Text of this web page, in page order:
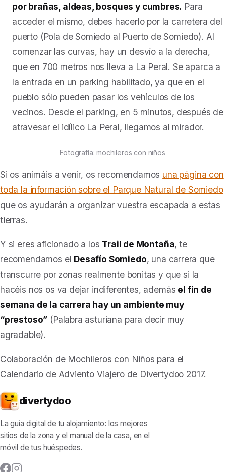
por brañas, aldeas, bosques y cumbres. Para
acceder el mismo, debes hacerlo por la carretera del
puerto (Pola de Somiedo al Puerto de Somiedo). Al
comenzar las curvas, hay un desvío a la derecha,
que en 700 metros nos lleva a La Peral. Se aparca a
la entrada en un parking habilitado, ya que en el
pueblo sólo pueden pasar los vehículos de los
vecinos. Desde el parking, en 5 minutos, después de
atravesar el idílico La Peral, llegamos al mirador.
Fotografía: mochileros con niños
Si os animáis a venir, os recomendamos una página con
toda la información sobre el Parque Natural de Somiedo
que os ayudarán a organizar vuestra escapada a estas
tierras.
Y si eres aficionado a los Trail de Montaña, te
recomendamos el Desafío Somiedo, una carrera que
transcurre por zonas realmente bonitas y que si la
hacéis nos os va dejar indiferentes, además el fin de
semana de la carrera hay un ambiente muy
“prestoso” (Palabra asturiana para decir muy
agradable).
Colaboración de Mochileros con Niños para el
Calendario de Adviento Viajero de Divertydoo 2017.
divertydoo
La guía digital de tu alojamiento: los mejores
sitios de la zona y el manual de la casa, en el
móvil de tus huéspedes.